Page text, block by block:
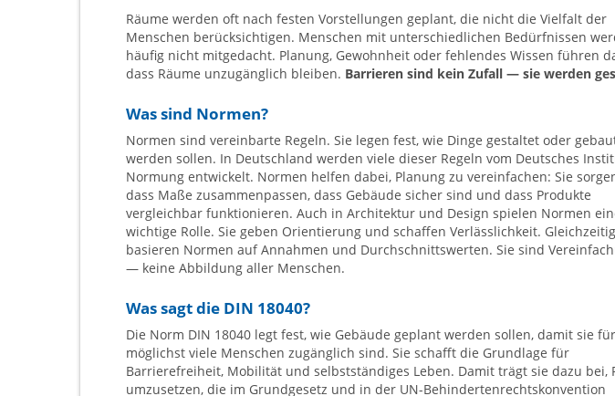
Räume werden oft nach festen Vorstellungen geplant, die nicht die Vielfalt der
Menschen berücksichtigen. Menschen mit unterschiedlichen Bedürfnissen
häufig nicht mitgedacht. Planung, Gewohnheit oder fehlendes Wissen führen
dass Räume unzugänglich bleiben. Barrieren sind kein Zufall — sie werden
Was sind Normen?
Normen sind vereinbarte Regeln. Sie legen fest, wie Dinge gestaltet oder
werden sollen. In Deutschland werden viele dieser Regeln vom Deutsches
Normung entwickelt. Normen helfen dabei, Planung zu vereinfachen: Sie
dass Maße zusammenpassen, dass Gebäude sicher sind und dass Produkte
vergleichbar funktionieren. Auch in Architektur und Design spielen Normen
wichtige Rolle. Sie geben Orientierung und schaffen Verlässlichkeit. Gleichzeitig
basieren Normen auf Annahmen und Durchschnittswerten. Sie sind
— keine Abbildung aller Menschen.
Was sagt die DIN 18040?
Die Norm DIN 18040 legt fest, wie Gebäude geplant werden sollen, damit sie für
möglichst viele Menschen zugänglich sind. Sie schafft die Grundlage für
Barrierefreiheit, Mobilität und selbstständiges Leben. Damit trägt sie dazu bei,
umzusetzen, die im Grundgesetz und in der UN-Behindertenrechtskonvention